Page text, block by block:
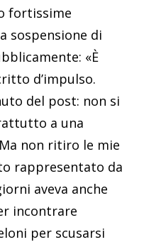
fortissime
sospensione di
«È
d’impulso.
del post: non si
a una
non ritiro le mie
rappresentato da
aveva anche
incontrare
per scusarsi